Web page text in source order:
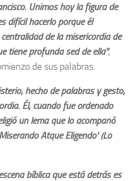
Unimos hoy la figura de
difícil hacerlo porque él
de la misericordia de
tiene profunda sed de ella”,
de sus palabras.
hecho de palabras y gesto,
Él, cuando fue ordenado
un lema que lo acompañó
Atque Eligendo’ (Lo
bíblica que está detrás es